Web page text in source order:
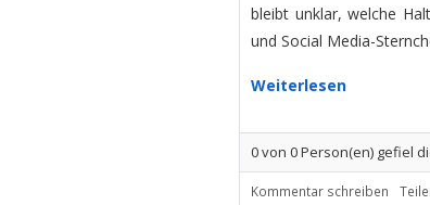
bleibt unklar, welche
und Social Media-
Weiterlesen
0von 0Person(en) gefiel
Kommentar schreiben